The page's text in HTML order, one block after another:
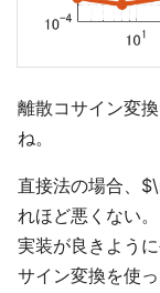
離散コサイン変
ね。
直接法の場合、
れほど悪くない
実装が良きよう
サイン変換を使